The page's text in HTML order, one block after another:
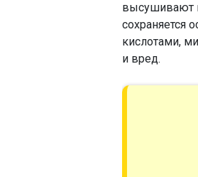
высушивают
сохраняется
кислотами,
и вред.